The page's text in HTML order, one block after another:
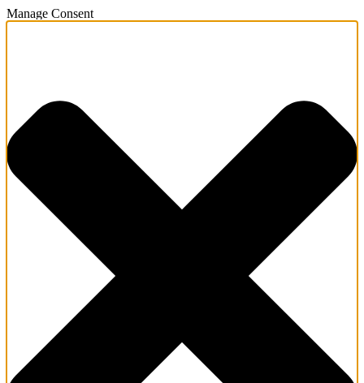
Manage Consent